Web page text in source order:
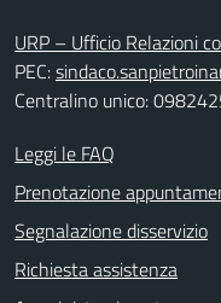
URP – Ufficio Relazioni
PEC:
Centralino unico:
Leggi le FAQ
Prenotazione
Segnalazione disservizio
Richiesta assistenza